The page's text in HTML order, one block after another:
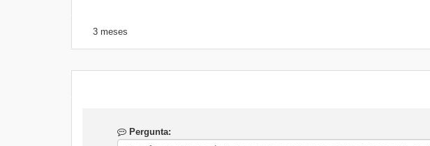
3 meses
Pergunta: